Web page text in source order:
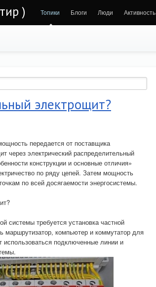
) Топики Блоги Люди Активность
электрощит?
передается от поставщика
через электрический распределительный
конструкции и основные отличия»
по ряду цепей. Затем мощность
по всей досягаемости энергосистемы.
системы требуется установка частной
маршрутизатор, компьютер и коммутатор для
подключенные линии и